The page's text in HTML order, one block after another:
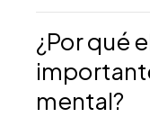
¿Por qué
mental?